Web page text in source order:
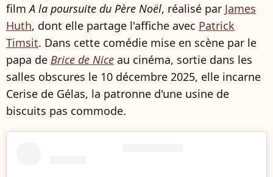
filmA la poursuite du Père Noël, réalisé par James
Huth, dont elle partage l'affiche avec Patrick
Timsit. Dans cette comédie mise en scène par le
papa de Brice de Nice au cinéma, sortie dans les
salles obscures le 10 décembre 2025, elle incarne
Cerise de Gélas, la patronne d'une usine de
biscuits pas commode.